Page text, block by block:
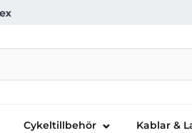
Cykeltillbehör Kablar &